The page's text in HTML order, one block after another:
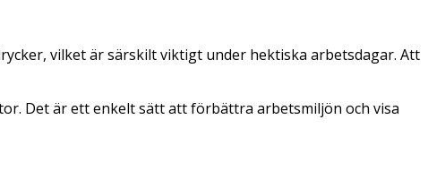
vilket är särskilt viktigt under hektiska arbetsdagar. Att
Det är ett enkelt sätt att förbättra arbetsmiljön och visa